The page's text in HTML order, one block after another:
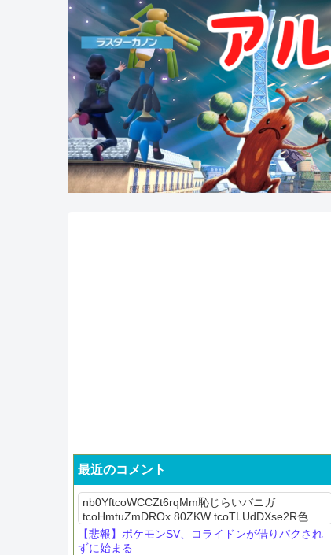
最近のコメント
nb0YftcoWCCZt6rqMm恥じらいバニガ
tcoHmtuZmDROx 80ZKW tcoTLUdDXse2R色違
い配布されたし次はマシマシラ達ともっこかZ-A
の公式攻略本の早期購入者特典の色...
【悲報】ポケモンSV、コライドンが借りパクされ
ずに始まる